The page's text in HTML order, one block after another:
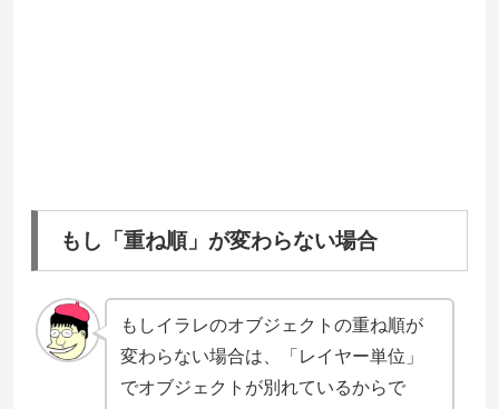
もし「重ね順」が変わらない場合
もしイラレのオブジェクトの重ね順が
変わらない場合は、「レイヤー単位」
でオブジェクトが別れているからで